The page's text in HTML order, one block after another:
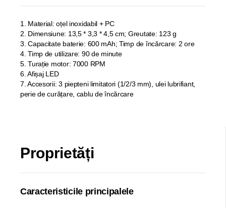
1. Material: oțel inoxidabil + PC
2. Dimensiune: 13,5 * 3,3 * 4,5 cm; Greutate: 123 g
3. Capacitate baterie: 600 mAh; Timp de încărcare: 2 ore
4. Timp de utilizare: 90 de minute
5. Turație motor: 7000 RPM
6. Afișaj LED
7. Accesorii: 3 piepteni limitatori (1/2/3 mm), ulei lubrifiant,
perie de curățare, cablu de încărcare
Proprietăți
Caracteristicile principalele